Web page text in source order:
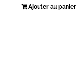
Ajouter au panier